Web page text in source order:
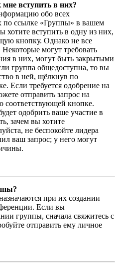
вступить в них?
обо всех
по ссылке «Группы» в вашем
хотите вступить в одну из них,
кнопку. Однако не все
могут требовать
в них, могут быть закрытыми
группа общедоступна, то вы
в ней, щёлкнув по
Если требуется одобрение на
отправить запрос на
соответствующей кнопке.
одобрить ваше участие в
зачем вы хотите
не беспокойте лидера
ваш запрос; у него могут
при их создании
Если вы
группы, сначала свяжитесь с
отправить ему личное